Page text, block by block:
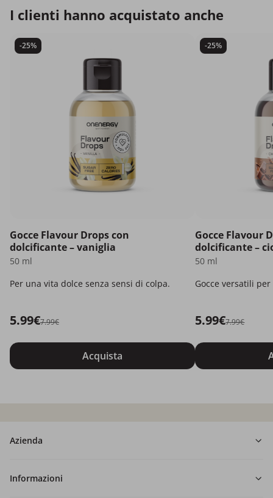
I clienti hanno acquistato anche
-25%
Gocce Flavour Drops con
dolcificante – vaniglia
50 ml
Per una vita dolce senza sensi di colpa.
5.99€7.99€
Acquista
-25%
Gocce Flavour
dolcificante –
50 ml
Gocce versatili
5.99€7.99€
Azienda
Informazioni